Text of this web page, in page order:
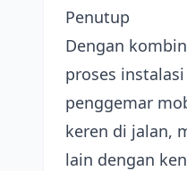
Penutup
Dengan
proses
penggemar
keren di jalan,
lain dengan